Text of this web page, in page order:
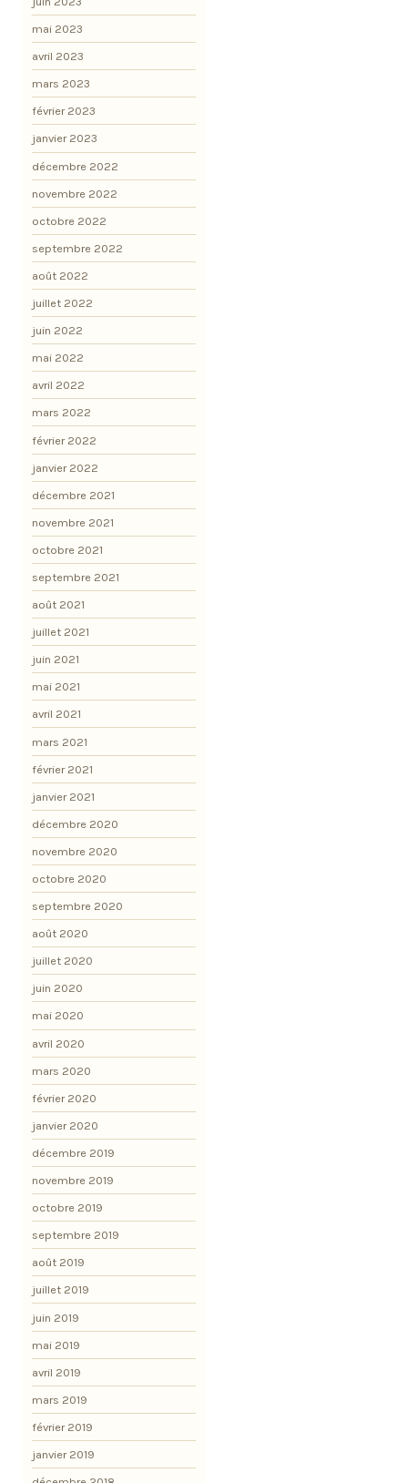
mai 2023
avril 2023
mars 2023
février 2023
janvier 2023
décembre 2022
novembre 2022
octobre 2022
septembre 2022
août 2022
juillet 2022
juin 2022
mai 2022
avril 2022
mars 2022
février 2022
janvier 2022
décembre 2021
novembre 2021
octobre 2021
septembre 2021
août 2021
juillet 2021
juin 2021
mai 2021
avril 2021
mars 2021
février 2021
janvier 2021
décembre 2020
novembre 2020
octobre 2020
septembre 2020
août 2020
juillet 2020
juin 2020
mai 2020
avril 2020
mars 2020
février 2020
janvier 2020
décembre 2019
novembre 2019
octobre 2019
septembre 2019
août 2019
juillet 2019
juin 2019
mai 2019
avril 2019
mars 2019
février 2019
janvier 2019